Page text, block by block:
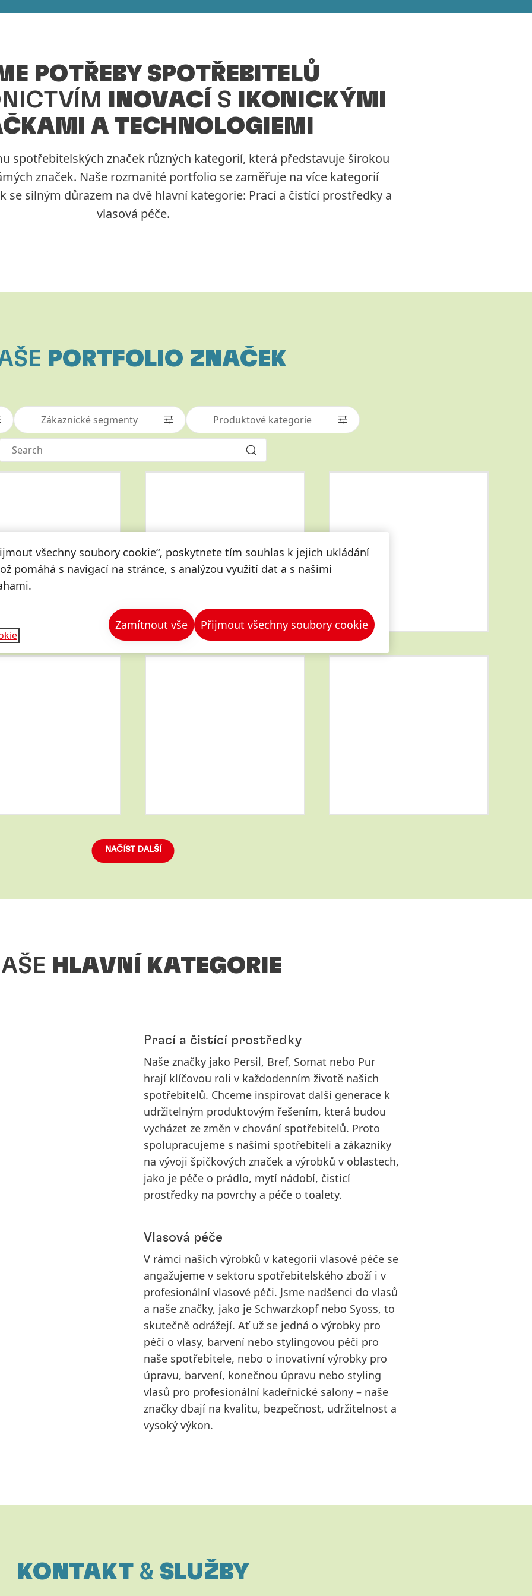
POTŘEBY SPOTŘEBITELŮ
INOVACÍ S
IKONICKÝMI
A TECHNOLOGIEMI
spotřebitelských značek různých kategorií, která představuje širokou
značek. Naše rozmanité portfolio se zaměřuje na více kategorií
se silným důrazem na dvě hlavní kategorie: Prací a čistící prostředky a
vlasová péče.
PORTFOLIO ZNAČEK
Zákaznické segmenty Produktové kategorie
informací
informací
More
Více
NAČÍST DALŠÍ
HLAVNÍ KATEGORIE
Prací a čistící prostředky
Naše značky jako Persil, Bref, Somat nebo Pur
hrají klíčovou roli v každodenním životě našich
spotřebitelů. Chceme inspirovat další generace k
udržitelným produktovým řešením, která budou
vycházet ze změn v chování spotřebitelů. Proto
spolupracujeme s našimi spotřebiteli a zákazníky
na vývoji špičkových značek a výrobků v oblastech,
jako je péče o prádlo, mytí nádobí, čisticí
prostředky na povrchy a péče o toalety.
Vlasová péče
V rámci našich výrobků v kategorii vlasové péče se
angažujeme v sektoru spotřebitelského zboží i v
profesionální vlasové péči. Jsme nadšenci do vlasů
a naše značky, jako je Schwarzkopf nebo Syoss, to
skutečně odrážejí. Ať už se jedná o výrobky pro
péči o vlasy, barvení nebo stylingovou péči pro
naše spotřebitele, nebo o inovativní výrobky pro
úpravu, barvení, konečnou úpravu nebo styling
vlasů pro profesionální kadeřnické salony – naše
značky dbají na kvalitu, bezpečnost, udržitelnost a
vysoký výkon.
KONTAKT& SLUŽBY
všechny soubory cookie“, poskytnete tím souhlas k jejich ukládání
pomáhá s navigací na stránce, s analýzou využití dat a s našimi
Zamítnout vše Přijmout všechny soubory cookie